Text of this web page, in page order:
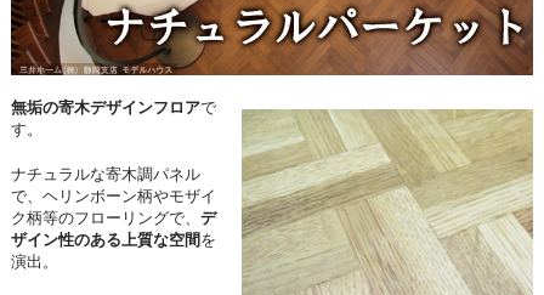
無垢の寄木デザインフロアで
す。
ナチュラルな寄木調パネル
で、ヘリンボーン柄やモザイ
ク柄等のフローリングで、 デ
ザイン性のある上質な空間 を
演出。